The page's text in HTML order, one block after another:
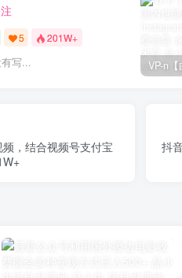
5 201W+
写...
，结合视频号支付宝
抖